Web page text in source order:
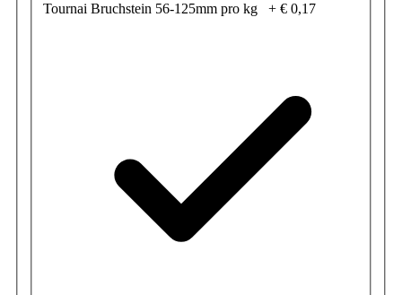
Tournai Bruchstein 56-125mm pro kg + € 0,17